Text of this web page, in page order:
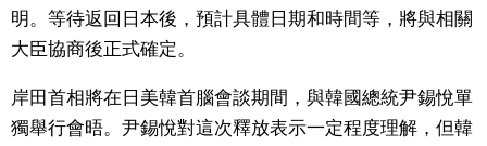
更多
人物訪談 official SNS
明。等待返回日本後，預計具體日期和時間等，將與相關
大臣協商後正式確定。
岸田首相將在日美韓首腦會談期間，與韓國總統尹錫悅單
獨舉行會晤。尹錫悅對這次釋放表示一定程度理解，但韓